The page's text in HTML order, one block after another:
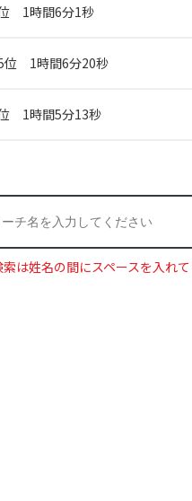
1時間6分1秒
位 1時間6分20秒
1時間5分13秒
は姓名の間にスペースを入れて